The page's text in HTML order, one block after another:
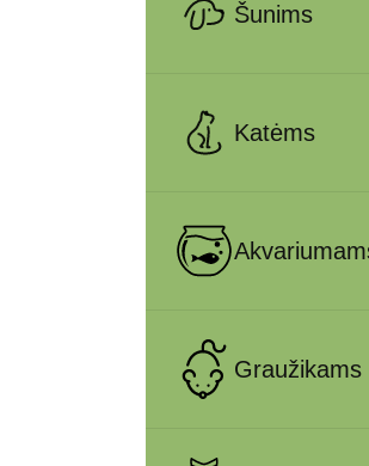
Šunims
Katėms
Graužikams